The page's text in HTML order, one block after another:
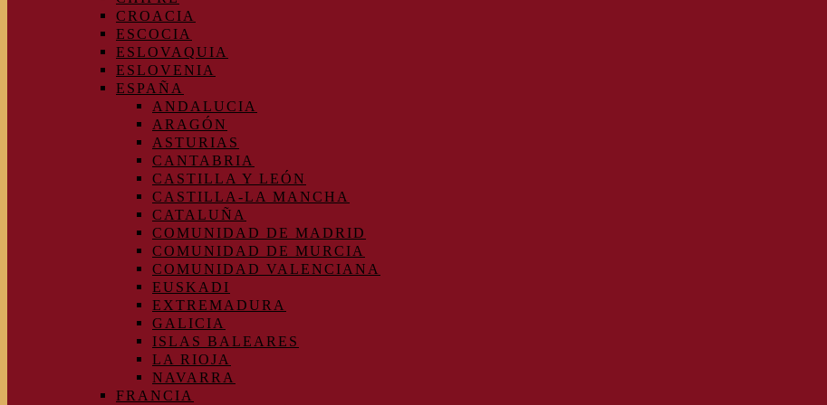
CROACIA
ESCOCIA
ESLOVAQUIA
ESLOVENIA
ESPAÑA
ANDALUCIA
ARAGÓN
ASTURIAS
CANTABRIA
CASTILLA Y LEÓN
CASTILLA-LA MANCHA
CATALUÑA
COMUNIDAD DE MADRID
COMUNIDAD DE MURCIA
COMUNIDAD VALENCIANA
EUSKADI
EXTREMADURA
GALICIA
ISLAS BALEARES
LA RIOJA
NAVARRA
FRANCIA